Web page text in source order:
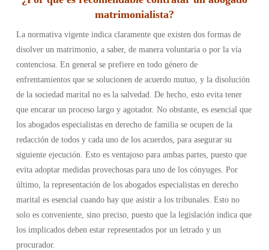
matrimonialista?
La normativa vigente indica claramente que existen dos formas de
disolver un matrimonio, a saber, de manera voluntaria o por la vía
contenciosa. En general se prefiere en todo género de
enfrentamientos que se solucionen de acuerdo mutuo, y la disolución
de la sociedad marital no es la salvedad. De hecho, esto evita tener
que encarar un proceso largo y agotador. No obstante, es esencial que
los abogados especialistas en derecho de familia se ocupen de la
redacción de todos y cada uno de los acuerdos, para asegurar su
siguiente ejecución. Esto es ventajoso para ambas partes, puesto que
evita adoptar medidas provechosas para uno de los cónyuges. Por
último, la representación de los abogados especialistas en derecho
marital es esencial cuando hay que asistir a los tribunales. Esto no
solo es conveniente, sino preciso, puesto que la legislación indica que
los implicados deben estar representados por un letrado y un
procurador.